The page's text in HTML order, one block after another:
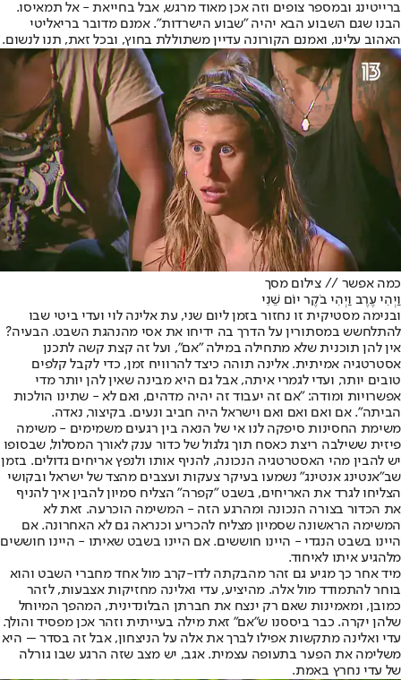
ברייטינג ובמספר צופים וזה אכן מאוד מרגש, אבל בחייאת - אל תמאיסו.
הבנו שגם השבוע הבא יהיה "שבוע הישרדות". אמנם מדובר בריאליטי
האהוב עלינו, ואמנם הקורונה עדיין משתוללת בחוץ, ובכל זאת, תנו לנשום.
כמה אפשר // צילום מסך
וַיְהִי עֶרֶב וַיְהִי בֹקֶר יוֹם שֵׁנִי
ובנימה מסטיקית זו נחזור בזמן ליום שני, עת אלינה לוי ועדי ביטי שבו
להתלחשש במסתורין על הדרך בה ידיחו את אסי מהנהגת השבט. הבעיה?
אין להן תוכנית שלא מתחילה במילה "אם", ועל זה קצת קשה לתכנן
אסטרטגיה אמיתית. אלינה תוהה כיצד להרוויח זמן, כדי לקבל קלפים
טובים יותר, ועדי לגמרי איתה, אבל גם היא מבינה שאין להן יותר מדי
אפשרויות ומודה: "אם זה יעבוד זה יהיה מדהים, ואם לא - שתינו הולכות
הביתה". אם ואם ואם ואם וישראל היה חביב ונעים. בקיצור, נאדה.
משימת החסינות סיפקה לנו אי של הנאה בין רגעים משמימים - משימה
פיזית ששילבה ריצת כאסח תוך גלגול של כדור ענק לאורך המסלול, שבסופו
יש להבין מהי האסטרטגיה הנכונה, להניף אותו ולנפץ אריחים גדולים. בזמן
שב"אנטינג אנטינג" נשמעו בעיקר צעקות ועצבים מהצד של ישראל ובקושי
הצליחו לגרד את האריחים, בשבט "קפרה" הצליח סמיון להבין איך להניף
את הכדור בצורה הנכונה ומהרגע הזה - המשימה הוכרעה. זאת לא
המשימה הראשונה שסמיון מצליח להכריע וכנראה גם לא האחרונה. אם
היינו בשבט הנגדי - היינו חוששים. אם היינו בשבט שאיתו - היינו חוששים
מלהגיע איתו לאיחוד.
מיד אחר כך מגיע גם זהר מהבקתה לדו-קרב מול אחד מחברי השבט והוא
בוחר להתמודד מול אלה. מהיציע, עדי ואלינה מחזיקות אצבעות, לזהר
כמובן, ומאמינות שאם רק ינצח את חברתן הבלונדינית, המהפך המיוחל
שלהן יקרה. כבר ביססנו ש"אם" זאת מילה בעייתית וזהר אכן מפסיד והולך.
עדי ואלינה מתקשות אפילו לברך את אלה על הניצחון, אבל זה בסדר – היא
משלימה את הפער בתעופה עצמית. אגב, יש מצב שזה הרגע שבו גורלה
של עדי נחרץ באמת.